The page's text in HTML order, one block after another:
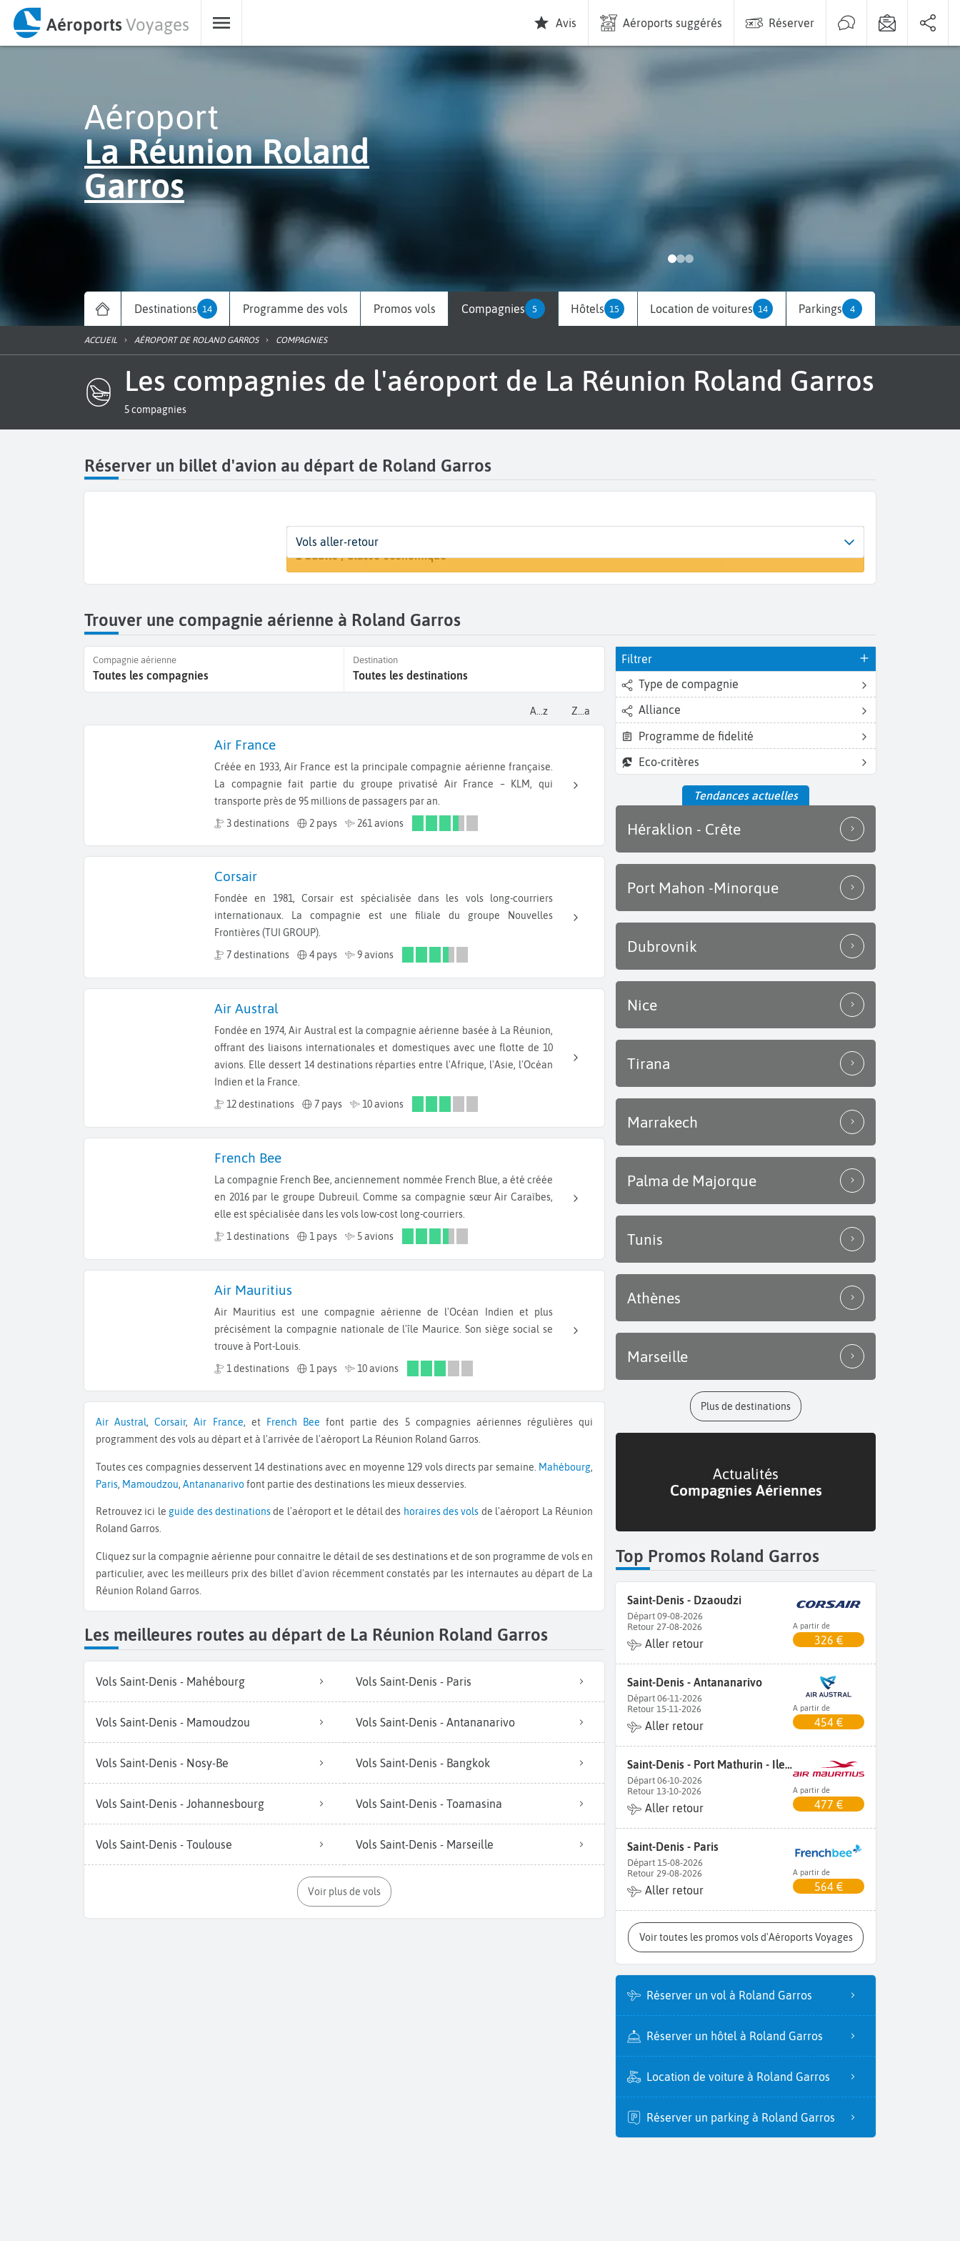
AéroportsVoyages Avis Aéroports suggérés Réserver
Aéroport
La Réunion Roland
Garros
Destinations 14 Programme des vols Promos vols Compagnies 5 Hôtels 15 Location de voitures 14 Parkings 4
ACCUEIL AÉROPORT DE ROLAND GARROS COMPAGNIES
Les compagnies de l'aéroport de La Réunion Roland Garros
5 compagnies
Réserver un billet d'avion au départ de Roland Garros
Départ
La Réunion Roland Garros (RUN) A...
Dates
Dates de votre voyage
Voyageurs | Classe
1 adulte | Classe économique
Vols aller-retour
Trouver une compagnie aérienne à Roland Garros
Compagnie aérienne
Toutes les compagnies
Destination
Toutes les destinations
a...z z...a
Air France
Créée en 1933, Air France est la principale compagnie aérienne française.
La compagnie fait partie du groupe privatisé Air France – KLM, qui
transporte près de 95 millions de passagers par an.
3 destinations
2 pays 261 avions
Corsair
Fondée en 1981, Corsair est spécialisée dans les vols long-courriers
internationaux. La compagnie est une filiale du groupe Nouvelles
Frontières (TUI GROUP).
7 destinations
4 pays 9 avions
Air Austral
Fondée en 1974, Air Austral est la compagnie aérienne basée à La Réunion,
offrant des liaisons internationales et domestiques avec une flotte de 10
avions. Elle dessert 14 destinations réparties entre l'Afrique, l'Asie, l'Océan
Indien et la France.
12 destinations
7 pays 10 avions
French Bee
La compagnie French Bee, anciennement nommée French Blue, a été créée
en 2016 par le groupe Dubreuil. Comme sa compagnie sœur Air Caraïbes,
elle est spécialisée dans les vols low-cost long-courriers.
1 destinations
1 pays 5 avions
Air Mauritius
Air Mauritius est une compagnie aérienne de l'Océan Indien et plus
précisément la compagnie nationale de l'île Maurice. Son siège social se
trouve à Port-Louis.
1 destinations
1 pays 10 avions
Air Austral,Corsair,Air France, et French Bee font partie des 5 compagnies aériennes régulières qui
programment des vols au départ et à l'arrivée de l'aéroport La Réunion Roland Garros.
Toutes ces compagnies desservent 14 destinations avec en moyenne 129 vols directs par semaine. Mahébourg,
Paris, Mamoudzou, Antananarivofont partie des destinations les mieux desservies.
Retrouvez ici le guide des destinationsde l'aéroport et le détail des horaires des vols de l'aéroport La Réunion
Roland Garros.
Cliquez sur la compagnie aérienne pour connaitre le détail de ses destinations et de son programme de vols en
particulier, avec les meilleurs prix des billet d'avion récemment constatés par les internautes au départ de La
Réunion Roland Garros.
Les meilleures routes au départ de La Réunion Roland Garros
Vols Saint-Denis - Mahébourg Vols Saint-Denis - Paris
Vols Saint-Denis - Mamoudzou Vols Saint-Denis - Antananarivo
Vols Saint-Denis - Nosy-Be Vols Saint-Denis - Bangkok
Vols Saint-Denis - Johannesbourg Vols Saint-Denis - Toamasina
Vols Saint-Denis - Toulouse Vols Saint-Denis - Marseille
Voir plus de vols
Filtrer
Type de compagnie
Alliance
Programme de fidelité
Eco-critères
Tendances actuelles
Héraklion - Crête
Port Mahon -Minorque
Dubrovnik
Nice
Tirana
Marrakech
Palma de Majorque
Tunis
Athènes
Marseille
Plus de destinations
Actualités
Compagnies Aériennes
Top Promos Roland Garros
Saint-Denis - Dzaoudzi
Départ 09-08-2026
Retour 27-08-2026
Aller retour
A partir de
326 €
Saint-Denis - Antananarivo
Départ 06-11-2026
Retour 15-11-2026
Aller retour
A partir de
454 €
Saint-Denis - Port Mathurin - Ile Rodrigues
Départ 06-10-2026
Retour 13-10-2026
Aller retour
A partir de
477 €
Saint-Denis - Paris
Départ 15-08-2026
Retour 29-08-2026
Aller retour
A partir de
564 €
Voir toutes les promos vols d'Aéroports Voyages
Réserver un vol à Roland Garros
Réserver un hôtel à Roland Garros
Location de voiture à Roland Garros
Réserver un parking à Roland Garros